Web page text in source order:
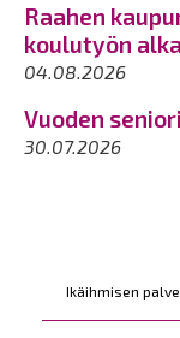
Ikäihmisen
Raahen
koulutyön
04.08.2026
Vuoden
30.07.2026